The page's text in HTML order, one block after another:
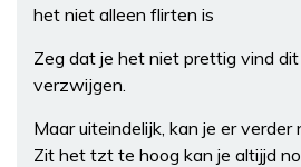
het niet alleen flirten is
Zeg dat je het niet prettig vind
verzwijgen.
Maar uiteindelijk, kan je er verder
Zit het tzt te hoog kan je altijjd